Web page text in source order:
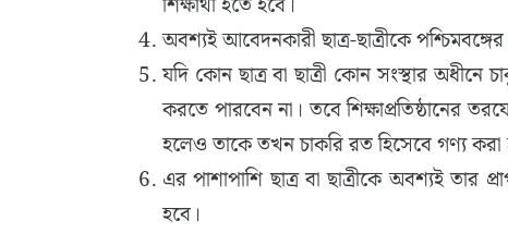
অবশ্যই আবেদনকারী ছাত্র-ছাত্রীকে পশ্চিমবঙ্গের
যদি কোন ছাত্র বা ছাত্রী কোন সংস্থার
করতে পারবেন না। তবে শিক্ষাপ্রতিষ্ঠানের
হলেও তাকে তখন চাকরি রত হিসেবে গণ্য
এর পাশাপাশি ছাত্র বা ছাত্রীকে অবশ্যই তার
হবে।